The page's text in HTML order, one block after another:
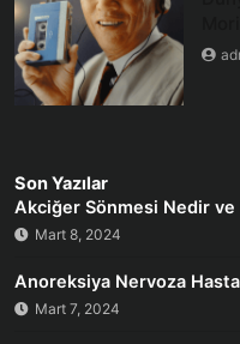
Son Yazılar
Akciğer Sönmesi Nedir ve
Mart 8, 2024
Anoreksiya Nervoza
Mart 7, 2024